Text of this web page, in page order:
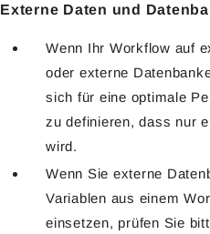
Externe Daten und
Wenn Ihr Workflow auf
oder externe
sich für eine optimale
zu definieren, dass nur
wird.
Wenn Sie externe
Variablen aus einem
einsetzen, prüfen Sie